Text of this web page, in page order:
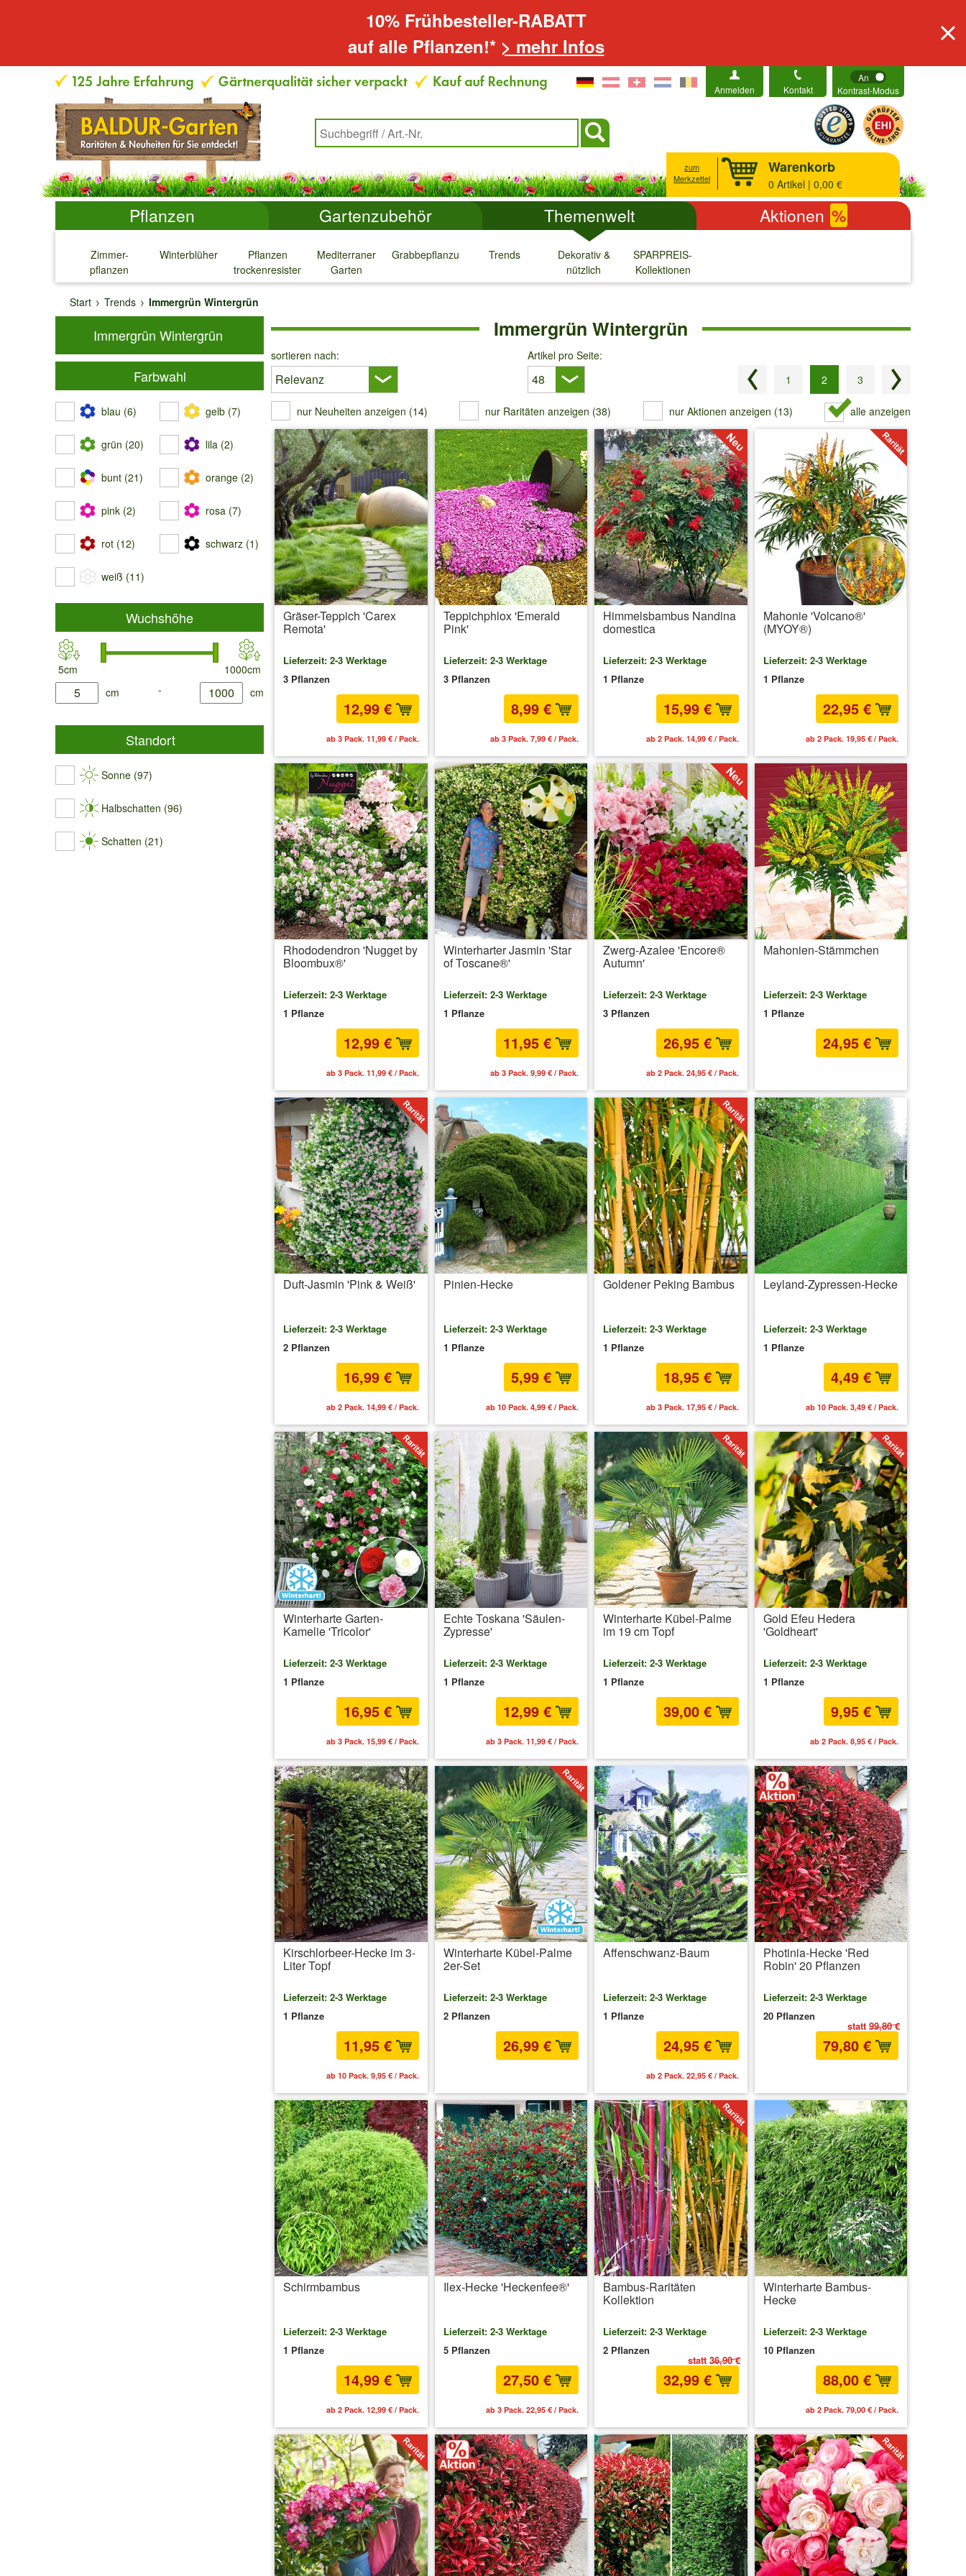
10% Frühbesteller-RABATT
auf alle Pflanzen!* > mehr Infos
Anmelden Kontakt
An
Kontrast-Modus
zum
Merkzettel
Warenkorb
0 Artikel | 0,00 €
Pflanzen Gartenzubehör Themenwelt Aktionen %
Zimmer-
pflanzen
↓
Winterblüher
↓
Pflanzen
trockenresistent
↓
Mediterraner
Garten
↓
Grabbepflanzung
↓
Trends
↓
Dekorativ &
nützlich
↓
SPARPREIS-
Kollektionen
↓
Start
Trends Immergrün Wintergrün
Immergrün Wintergrün
sortieren nach:
Artikel pro Seite:
Vorherige Seite
1 2 3 Nächste Seite
nur Neuheiten anzeigen (14) nur Raritäten anzeigen (38) nur Aktionen anzeigen (13) alle anzeigen
Gräser-Teppich 'Carex
Remota'
Lieferzeit: 2-3 Werktage
3 Pflanzen
12,99 €
ab 3 Pack. 11,99 € / Pack.
Teppichphlox 'Emerald
Pink'
Lieferzeit: 2-3 Werktage
3 Pflanzen
8,99 €
ab 3 Pack. 7,99 € / Pack.
Himmelsbambus Nandina
domestica
Lieferzeit: 2-3 Werktage
1 Pflanze
15,99 €
ab 2 Pack. 14,99 € / Pack.
Mahonie 'Volcano®'
(MYOY®)
Lieferzeit: 2-3 Werktage
1 Pflanze
22,95 €
ab 2 Pack. 19,95 € / Pack.
Rhododendron 'Nugget by
Bloombux®'
Lieferzeit: 2-3 Werktage
1 Pflanze
12,99 €
ab 3 Pack. 11,99 € / Pack.
Winterharter Jasmin 'Star
of Toscane®'
Lieferzeit: 2-3 Werktage
1 Pflanze
11,95 €
ab 3 Pack. 9,99 € / Pack.
Zwerg-Azalee 'Encore®
Autumn'
Lieferzeit: 2-3 Werktage
3 Pflanzen
26,95 €
ab 2 Pack. 24,95 € / Pack.
Mahonien-Stämmchen
Lieferzeit: 2-3 Werktage
1 Pflanze
24,95 €
Duft-Jasmin 'Pink & Weiß'
Lieferzeit: 2-3 Werktage
2 Pflanzen
16,99 €
ab 2 Pack. 14,99 € / Pack.
Pinien-Hecke
Lieferzeit: 2-3 Werktage
1 Pflanze
5,99 €
ab 10 Pack. 4,99 € / Pack.
Goldener Peking Bambus
Lieferzeit: 2-3 Werktage
1 Pflanze
18,95 €
ab 3 Pack. 17,95 € / Pack.
Leyland-Zypressen-Hecke
Lieferzeit: 2-3 Werktage
1 Pflanze
4,49 €
ab 10 Pack. 3,49 € / Pack.
Winterharte Garten-
Kamelie 'Tricolor'
Lieferzeit: 2-3 Werktage
1 Pflanze
16,95 €
ab 3 Pack. 15,99 € / Pack.
Echte Toskana 'Säulen-
Zypresse'
Lieferzeit: 2-3 Werktage
1 Pflanze
12,99 €
ab 3 Pack. 11,99 € / Pack.
Winterharte Kübel-Palme
im 19 cm Topf
Lieferzeit: 2-3 Werktage
1 Pflanze
39,00 €
Gold Efeu Hedera
'Goldheart'
Lieferzeit: 2-3 Werktage
1 Pflanze
9,95 €
ab 2 Pack. 8,95 € / Pack.
Kirschlorbeer-Hecke im 3-
Liter Topf
Lieferzeit: 2-3 Werktage
1 Pflanze
11,95 €
ab 10 Pack. 9,95 € / Pack.
Winterharte Kübel-Palme
2er-Set
Lieferzeit: 2-3 Werktage
2 Pflanzen
26,99 €
Affenschwanz-Baum
Lieferzeit: 2-3 Werktage
1 Pflanze
24,95 €
ab 2 Pack. 22,95 € / Pack.
Photinia-Hecke 'Red
Robin' 20 Pflanzen
statt 99,80 €
Lieferzeit: 2-3 Werktage
20 Pflanzen
79,80 €
Schirmbambus
Lieferzeit: 2-3 Werktage
1 Pflanze
14,99 €
ab 2 Pack. 12,99 € / Pack.
Ilex-Hecke 'Heckenfee®'
Lieferzeit: 2-3 Werktage
5 Pflanzen
27,50 €
ab 3 Pack. 22,95 € / Pack.
Bambus-Raritäten
Kollektion
statt 36,90 €
Lieferzeit: 2-3 Werktage
2 Pflanzen
32,99 €
Winterharte Bambus-
Hecke
Lieferzeit: 2-3 Werktage
10 Pflanzen
88,00 €
ab 2 Pack. 79,00 € / Pack.
Immergrün Wintergrün
Farbwahl
blau (6) gelb (7)
grün (20) lila (2)
bunt (21) orange (2)
pink (2) rosa (7)
rot (12) schwarz (1)
weiß (11)
Wuchshöhe
5cm
1000cm
product.list.filter.height.min
cm - cm
product.list.filter.height.max
Standort
Sonne (97)
Halbschatten (96)
Schatten (21)